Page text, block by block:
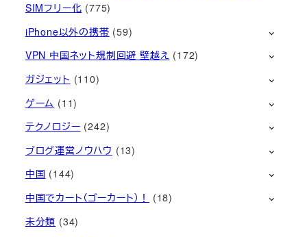
SIMフリー化 (775)
iPhone以外の携帯 (59)
VPN 中国ネット規制回避 壁越え (172)
ガジェット (110)
ゲーム (11)
テクノロジー (242)
ブログ運営ノウハウ (13)
中国 (144)
中国でカート（ゴーカート）！
(18)
未分類 (34)